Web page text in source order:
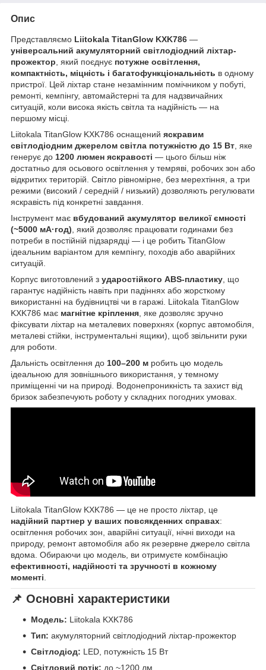
Опис
Представляємо Liitokala TitanGlow KXK786 —
універсальний акумуляторний світлодіодний ліхтар-
прожектор , який поєднує потужне освітлення,
компактність, міцність і багатофункціональність в одному
пристрої. Цей ліхтар стане незамінним помічником у побуті,
ремонті, кемпінгу, автомайстерні та для надзвичайних
ситуацій, коли висока якість світла та надійність — на
першому місці.
Liitokala TitanGlow KXK786 оснащений яскравим
світлодіодним джерелом світла потужністю до 15 Вт , яке
генерує до 1200 люмен яскравості — цього більш ніж
достатньо для осьового освітлення у темряві, робочих зон або
відкритих територій. Світло рівномірне, без мерехтіння, а три
режими (високий / середній / низький) дозволяють регулювати
яскравість під конкретні завдання.
Інструмент має вбудований акумулятор великої ємності
(~5000 мА·год) , який дозволяє працювати годинами без
потреби в постійній підзарядці — і це робить TitanGlow
ідеальним варіантом для кемпінгу, походів або аварійних
ситуацій.
Корпус виготовлений з ударостійкого ABS-пластику , що
гарантує надійність навіть при падіннях або жорсткому
використанні на будівництві чи в гаражі. Liitokala TitanGlow
KXK786 має магнітне кріплення , яке дозволяє зручно
фіксувати ліхтар на металевих поверхнях (корпус автомобіля,
металеві стійки, інструментальні ящики), щоб звільнити руки
для роботи.
Дальність освітлення до 100–200 м робить цю модель
ідеальною для зовнішнього використання, у темному
приміщенні чи на природі. Водонепроникність та захист від
бризок забезпечують роботу у складних погодних умовах.
Liitokala TitanGlow KXK786 — це не просто ліхтар, це
надійний партнер у ваших повсякденних справах:
освітлення робочих зон, аварійні ситуації, нічні виходи на
природу, ремонт автомобіля або як резервне джерело світла
вдома. Обираючи цю модель, ви отримуєте комбінацію
ефективності, надійності та зручності в кожному
моменті
📌 Основні характеристики
Модель: Liitokala KXK786
Тип: акумуляторний світлодіодний ліхтар-прожектор
Світлодіод: LED, потужність 15 Вт
Світловий потік: до ~1200 лм